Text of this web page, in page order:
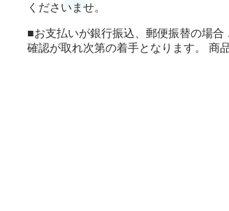
くださいませ。
■お支払いが銀行振込、郵便振替の場
確認が取れ次第の着手となります。 商